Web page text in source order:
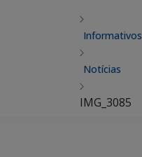
Informativos
Notícias
IMG_3085